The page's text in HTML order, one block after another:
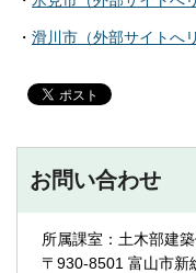
・ 滑川市（外部サイトへ
お問い合わせ
所属課室：土木部建
〒930-8501 富山市新